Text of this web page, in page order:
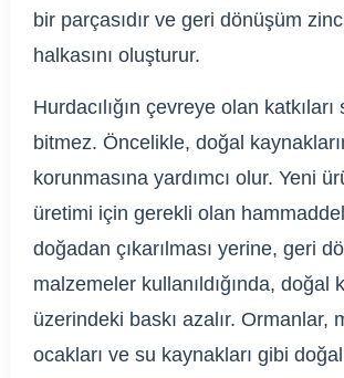
bir parçasıdır ve geri dönüşüm
halkasını oluşturur.
Hurdacılığın çevreye olan
bitmez. Öncelikle, doğal
korunmasına yardımcı olur. Yeni
üretimi için gerekli olan
doğadan çıkarılması yerine, geri
malzemeler kullanıldığında, doğal
üzerindeki baskı azalır. Ormanlar,
ocakları ve su kaynakları gibi doğal